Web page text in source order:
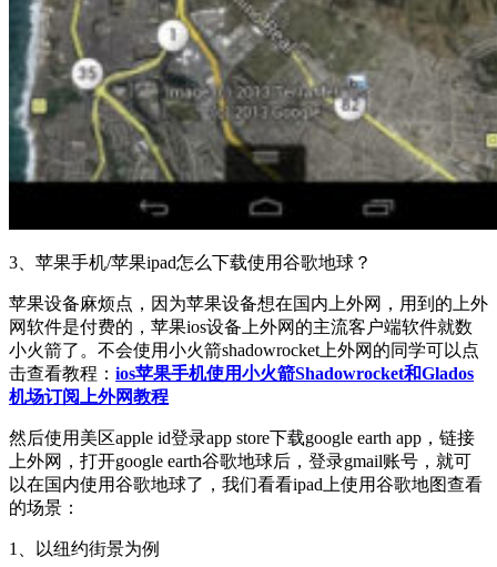
3、苹果手机/苹果ipad怎么下载使用谷歌地球？
苹果设备麻烦点，因为苹果设备想在国内上外网，用到的上外
网软件是付费的，苹果ios设备上外网的主流客户端软件就数
小火箭了。不会使用小火箭shadowrocket上外网的同学可以点
击查看教程： ios苹果手机使用小火箭Shadowrocket和Glados
机场订阅上外网教程
然后使用美区apple id登录app store下载google earth app，链接
上外网，打开google earth谷歌地球后，登录gmail账号，就可
以在国内使用谷歌地球了，我们看看ipad上使用谷歌地图查看
的场景：
1、以纽约街景为例